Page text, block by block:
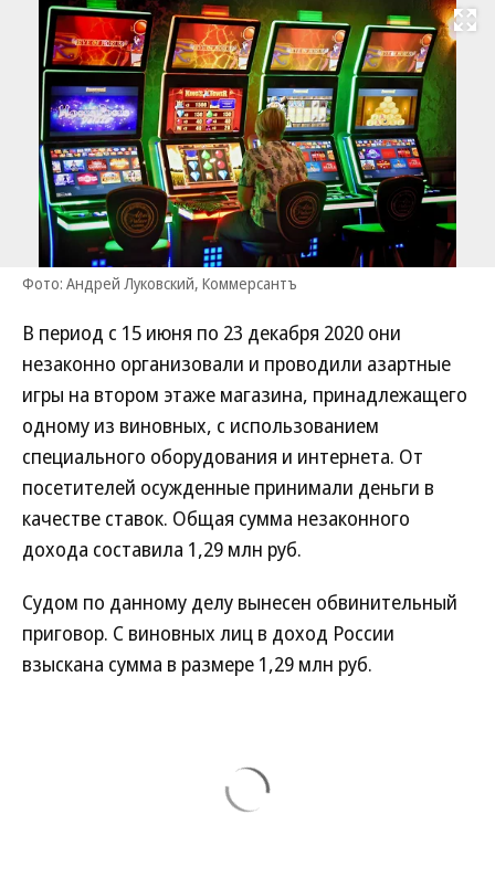
Развернуть
Фото: Андрей Луковский, Коммерсантъ
В период с 15 июня по 23 декабря 2020 они
незаконно организовали и проводили азартные
игры на втором этаже магазина, принадлежащего
одному из виновных, с использованием
специального оборудования и интернета. От
посетителей осужденные принимали деньги в
качестве ставок. Общая сумма незаконного
дохода составила 1,29 млн руб.
Судом по данному делу вынесен обвинительный
приговор. С виновных лиц в доход России
взыскана сумма в размере 1,29 млн руб.